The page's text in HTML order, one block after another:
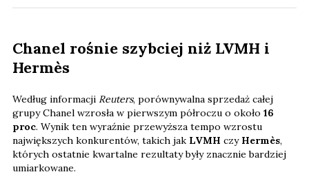
Chanel rośnie szybciej niż LVMH i
Hermès
Według informacji Reuters, porównywalna sprzedaż całej
grupy Chanel wzrosła w pierwszym półroczu o około 16
proc. Wynik ten wyraźnie przewyższa tempo wzrostu
największych konkurentów, takich jak LVMH czy Hermès,
których ostatnie kwartalne rezultaty były znacznie bardziej
umiarkowane.